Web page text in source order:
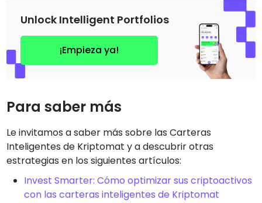
Unlock Intelligent Portfolios
¡Empieza ya!
Para saber más
Le invitamos a saber más sobre las Carteras
Inteligentes de Kriptomat y a descubrir otras
estrategias en los siguientes artículos:
Invest Smarter: Cómo optimizar sus criptoactivos
con las carteras inteligentes de Kriptomat